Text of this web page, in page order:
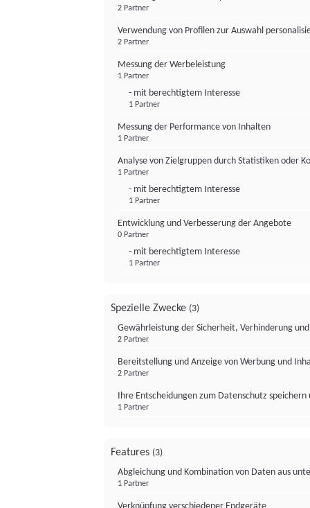
2 Partner
Verwendung von Profilen zur Auswahl
2 Partner
Messung der Werbeleistung
1 Partner
- mit berechtigtem Interesse
1 Partner
Messung der Performance von Inhalten
1 Partner
Analyse von Zielgruppen durch Statistiken oder
1 Partner
- mit berechtigtem Interesse
1 Partner
Entwicklung und Verbesserung der Angebote
0 Partner
- mit berechtigtem Interesse
1 Partner
Spezielle Zwecke (3)
Gewährleistung der Sicherheit, Verhinderung
2 Partner
Bereitstellung und Anzeige von Werbung und
2 Partner
Ihre Entscheidungen zum Datenschutz
1 Partner
Features (3)
Abgleichung und Kombination von Daten aus
1 Partner
Verknüpfung verschiedener Endgeräte